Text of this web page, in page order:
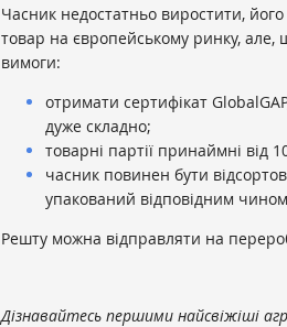
Часник недостатньо виростити,
товар на європейському ринку, але,
вимоги:
отримати сертифікат
дуже складно;
товарні партії принаймні від
часник повинен бути
упакований відповідним
Решту можна відправляти на
Дізнавайтесь першими найсвіжіші